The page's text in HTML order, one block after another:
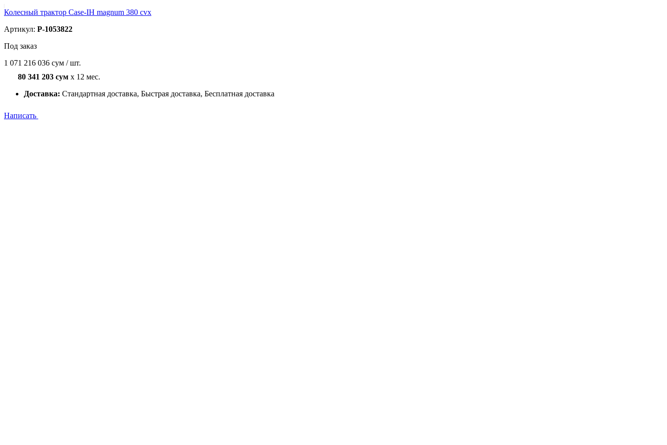
Колесный трактор Case-IH magnum 380 cvx
Артикул: P-1053822
Под заказ
1 071 216 036 сум / шт.
80 341 203 сум x 12 мес.
Доставка: Стандартная доставка, Быстрая доставка, Бесплатная доставка
Написать